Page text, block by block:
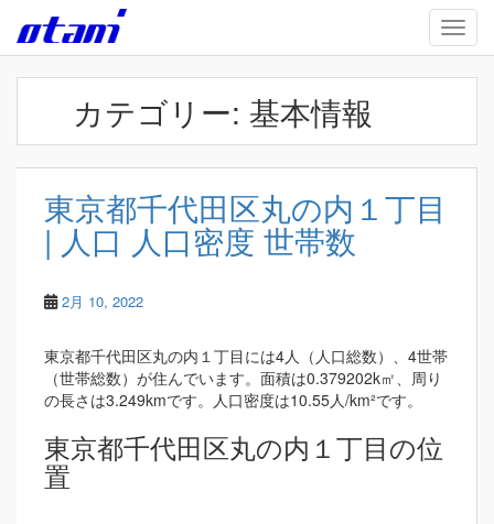
Skip to main content
カテゴリー: 基本情報
東京都千代田区丸の内１丁目
| 人口 人口密度 世帯数
2月 10, 2022
東京都千代田区丸の内１丁目には4人（人口総数）、4世帯
（世帯総数）が住んでいます。面積は0.379202k㎡、周り
の長さは3.249kmです。人口密度は10.55人/km²です。
東京都千代田区丸の内１丁目の位
置